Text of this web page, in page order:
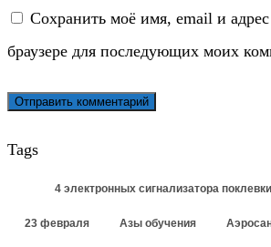
Сохранить моё имя, email и
браузере для последующих моих
Tags
4 электронных сигнализатора
23 февраля Азы обучения